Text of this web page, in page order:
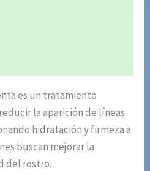
es un tratamiento
la aparición de líneas
hidratación y firmeza a
buscan mejorar la
del rostro.